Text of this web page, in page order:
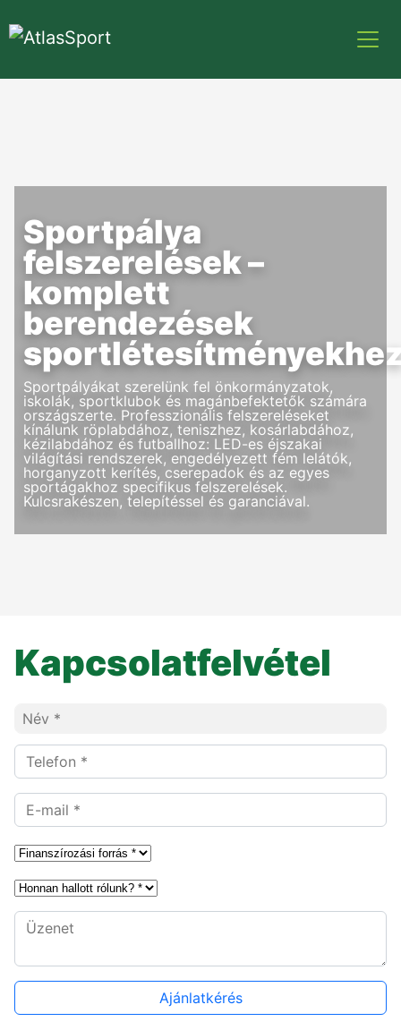
Sportpálya
felszerelések –
komplett
berendezések
Sportpályákat szerelünk fel önkormányzatok,
iskolák, sportklubok és magánbefektetők számára
országszerte. Professzionális felszereléseket
kínálunk röplabdához, teniszhez, kosárlabdához,
kézilabdához és futballhoz: LED-es éjszakai
világítási rendszerek, engedélyezett fém lelátók,
horganyzott kerítés, cserepadok és az egyes
sportágakhoz specifikus felszerelések.
Kulcsrakészen, telepítéssel és garanciával.
Kapcsolatfelvétel